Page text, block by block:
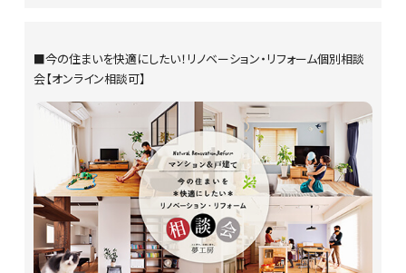
■今の住まいを快適にしたい！リノベーション・リフォーム個別相談
会【オンライン相談可】